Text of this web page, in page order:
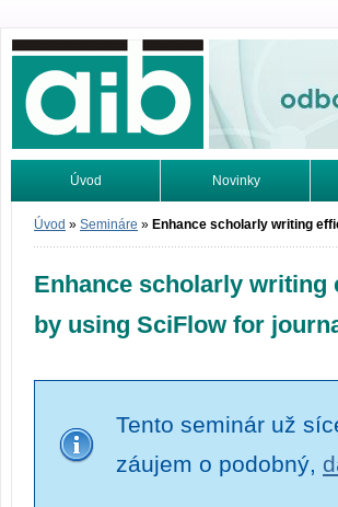
Odborné informácie.
Úvod Novinky
Vyhľadávanie Tutoriály
Úvod » Semináre » Enhance scholarly writing
Enhance scholarly
by using SciFlow for
Tento seminár už
záujem o podobný,